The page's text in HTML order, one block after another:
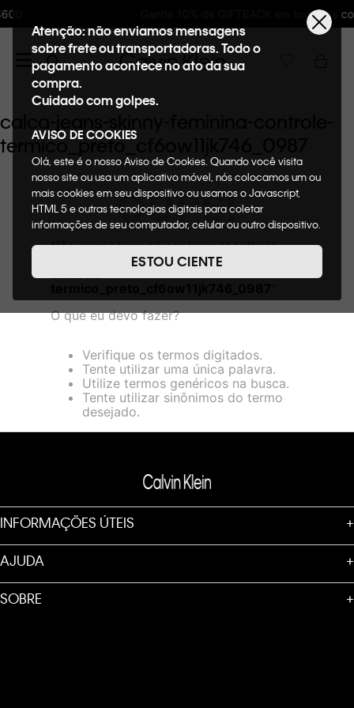
Ganhe 10% de GIFTBACK em todas as compras
Atenção: não enviamos mensagens
sobre frete ou transportadoras. Todo o
pagamento acontece no ato da sua
compra.
Cuidado com golpes.
AVISO DE COOKIES
Olá, este é o nosso Aviso de Cookies. Quando você visita
nosso site ou usa um aplicativo móvel, nós colocamos um ou
mais cookies em seu dispositivo ou usamos o Javascript,
HTML 5 e outras tecnologias digitais para coletar
informações de seu computador, celular ou outro dispositivo.
de cookies, informaremos quais cookies usaremos e quais
suas funções. A forma como processamos os dados
nosso Aviso de Privacidade. Quando você visita nosso site,
consideraremos isso como sua solicitação específica para
entre outros, a capacidade de comprar um item em nossa
loja virtual. Para maiores informações sobre o nosso aviso de
Cookies acesse o link.
ESTOU CIENTE
calca-jeans-skinny-feminina-controle-
termico_preto_cf6ow11jk746_0987
OOPS!
Não encontramos nenhum resultado
calca-jeans-skinny-feminina-
controle-
O que eu devo fazer?
Verifique os termos digitados.
Tente utilizar uma única palavra.
Utilize termos genéricos na busca.
Tente utilizar sinônimos do termo
desejado.
INFORMAÇÕES ÚTEIS +
AJUDA +
SOBRE +